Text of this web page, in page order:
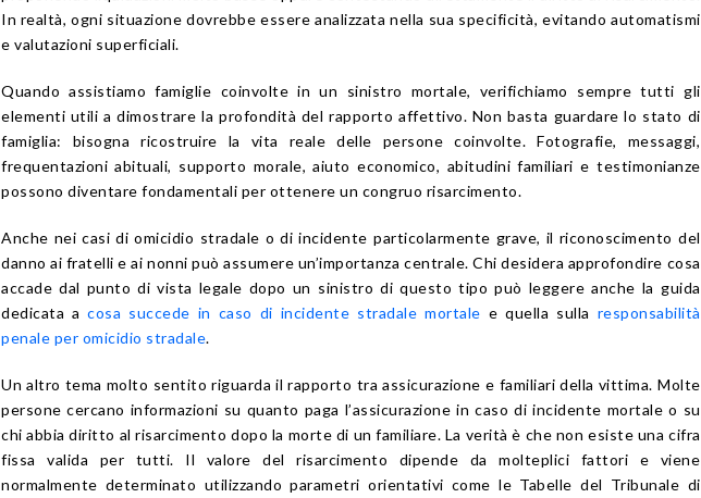
In realtà, ogni situazione dovrebbe essere analizzata nella sua specificità, evitando automatismi
e valutazioni superficiali.
Quando assistiamo famiglie coinvolte in un sinistro mortale, verifichiamo sempre tutti gli
elementi utili a dimostrare la profondità del rapporto affettivo. Non basta guardare lo stato di
famiglia: bisogna ricostruire la vita reale delle persone coinvolte. Fotografie, messaggi,
frequentazioni abituali, supporto morale, aiuto economico, abitudini familiari e testimonianze
possono diventare fondamentali per ottenere un congruo risarcimento.
Anche nei casi di omicidio stradale o di incidente particolarmente grave, il riconoscimento del
danno ai fratelli e ai nonni può assumere un’importanza centrale. Chi desidera approfondire cosa
accade dal punto di vista legale dopo un sinistro di questo tipo può leggere anche la guida
dedicata acosa succede in caso di incidente stradale mortale e quella sulla responsabilità
penale per omicidio stradale.
Un altro tema molto sentito riguarda il rapporto tra assicurazione e familiari della vittima. Molte
persone cercano informazioni su quanto paga l’assicurazione in caso di incidente mortale o su
chi abbia diritto al risarcimento dopo la morte di un familiare. La verità è che non esiste una cifra
fissa valida per tutti. Il valore del risarcimento dipende da molteplici fattori e viene
normalmente determinato utilizzando parametri orientativi come le Tabelle del Tribunale di